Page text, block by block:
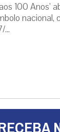
100 Anos’
nacional,
...